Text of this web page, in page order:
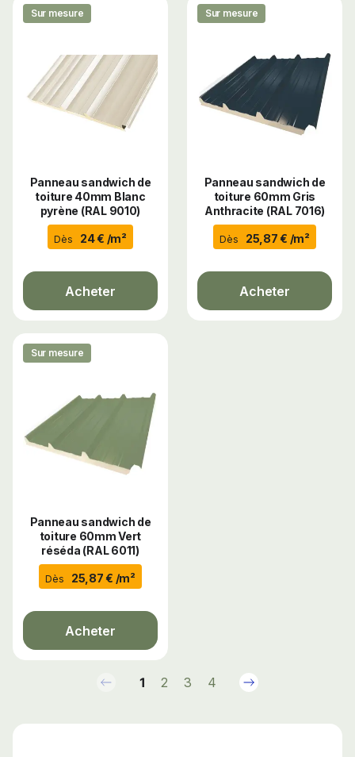
Sur mesure
Panneau sandwich de
toiture 40mm Blanc
pyrène (RAL 9010)
Dès 24 € /m²
Acheter
Sur mesure
Panneau sandwich de
toiture 60mm Gris
Anthracite (RAL 7016)
Dès 25,87 € /m²
Acheter
Sur mesure
Panneau sandwich de
toiture 60mm Vert
réséda (RAL 6011)
Dès 25,87 € /m²
Acheter
Précédent
1 2 3 4 Suivant